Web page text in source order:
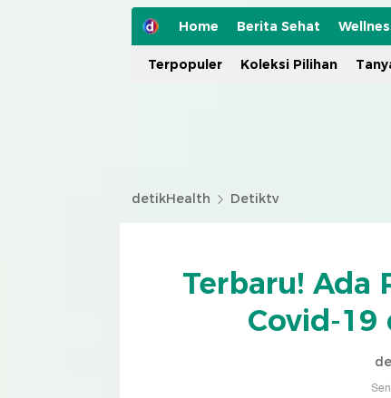
Home Berita Sehat
Terpopuler Koleksi Pilihan
detikHealth Detiktv
Terbaru! Ada
Covid-19